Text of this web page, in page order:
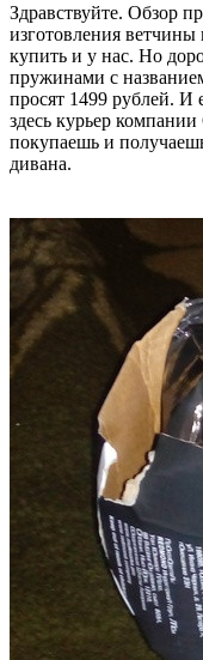
Здравствуйте. Обзор
изготовления
купить и у нас. Но
пружинами с
просят 1499 рублей. И
здесь курьер
покупаешь и
дивана.